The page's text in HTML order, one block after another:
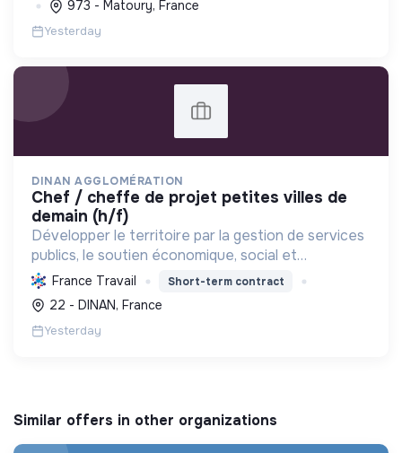
973 - Matoury, France
Yesterday
DINAN AGGLOMÉRATION
chef / cheffe de projet petites villes de
demain (h/f)
Développer le territoire par la gestion de services
publics, le soutien économique, social et
écologique, et la revitalisation des villes pour une
meilleure qualité de vie et un avenir durable.
France Travail Short-term contract
22 - DINAN, France
Yesterday
Similar offers in other organizations